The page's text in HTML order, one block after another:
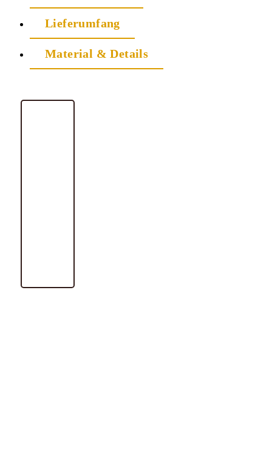
Lieferumfang
Material & Details